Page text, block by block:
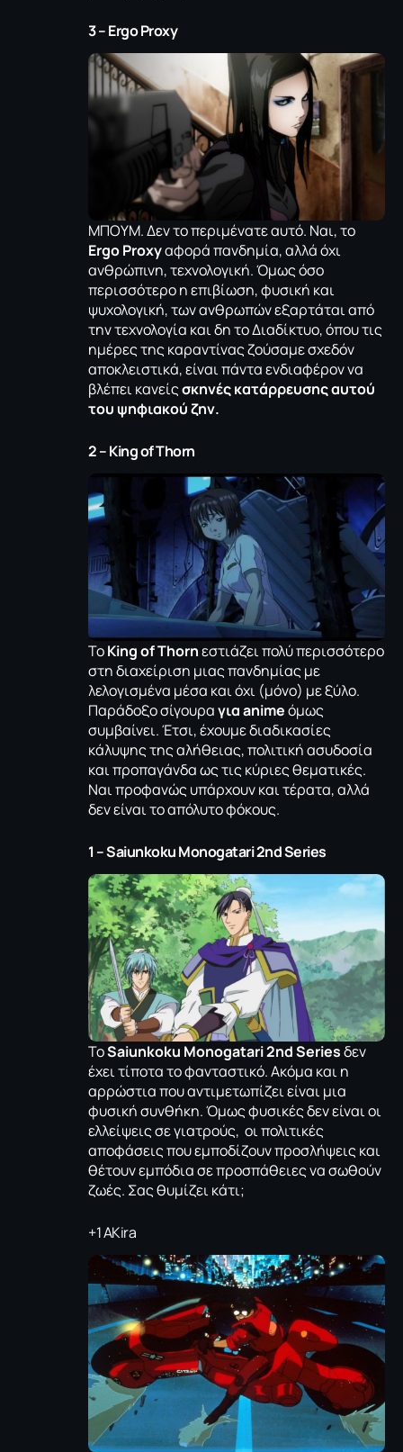
3 – Ergo Proxy
ΜΠΟΥΜ. Δεν το περιμένατε αυτό. Ναι, το
Ergo Proxyαφορά πανδημία, αλλά όχι
ανθρώπινη, τεχνολογική. Όμως όσο
περισσότερο η επιβίωση, φυσική και
ψυχολογική, των ανθρωπών εξαρτάται από
την τεχνολογία και δη το Διαδίκτυο, όπου τις
ημέρες της καραντίνας ζούσαμε σχεδόν
αποκλειστικά, είναι πάντα ενδιαφέρον να
βλέπει κανείςσκηνές κατάρρευσης αυτού
του ψηφιακού ζην.
2 – King of Thorn
ΤοKing of Thornεστιάζει πολύ περισσότερο
στη διαχείριση μιας πανδημίας με
λελογισμένα μέσα και όχι (μόνο) με ξύλο.
Παράδοξο σίγουραγια animeόμως
συμβαίνει. Έτσι, έχουμε διαδικασίες
κάλυψης της αλήθειας, πολιτική ασυδοσία
και προπαγάνδα ως τις κύριες θεματικές.
Ναι προφανώς υπάρχουν και τέρατα, αλλά
δεν είναι το απόλυτο φόκους.
1 – Saiunkoku Monogatari 2nd Series
ΤοSaiunkoku Monogatari 2nd Seriesδεν
έχει τίποτα το φανταστικό. Ακόμα και η
αρρώστια που αντιμετωπίζει είναι μια
φυσική συνθήκη. Όμως φυσικές δεν είναι οι
ελλείψεις σε γιατρούς, οι πολιτικές
αποφάσεις που εμποδίζουν προσλήψεις και
θέτουν εμπόδια σε προσπάθειες να σωθούν
ζωές. Σας θυμίζει κάτι;
+1 ΑKira